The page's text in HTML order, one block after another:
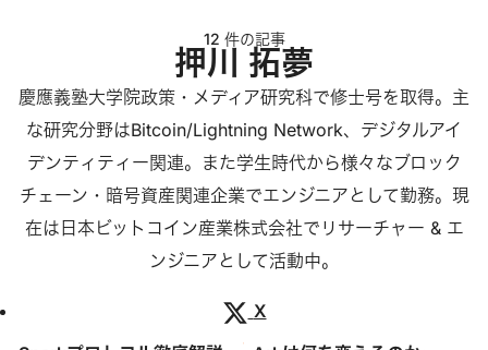
12 件の記事
押川 拓夢
慶應義塾大学院政策・メディア研究科で修士号を取得。主
な研究分野はBitcoin/Lightning Network、デジタルアイ
デンティティー関連。また学生時代から様々なブロック
チェーン・暗号資産関連企業でエンジニアとして勤務。現
在は日本ビットコイン産業株式会社でリサーチャー & エ
ンジニアとして活動中。
X